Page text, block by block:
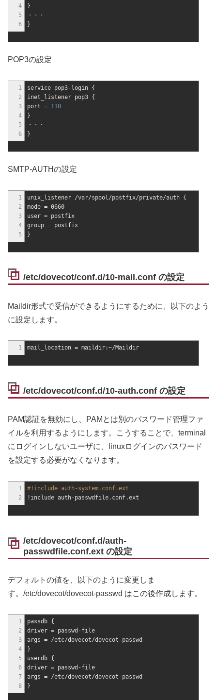
4
5
6
}
・・・
}
POP3の設定
1
2
3
4
5
6
service pop3-login {
inet_listener pop3 {
port = 110
}
・・・
}
SMTP-AUTHの設定
1
2
3
4
5
unix_listener /var/spool/postfix/private/auth {
mode = 0660
user = postfix
group = postfix
}
/etc/dovecot/conf.d/10-mail.conf の設定
Maildir形式で受信ができるようにするために、以下のよう
に設定します。
1 mail_location = maildir:~/Maildir
/etc/dovecot/conf.d/10-auth.conf の設定
PAM認証を無効にし、PAMとは別のパスワード管理ファ
イルを利用するようにします。こうすることで、terminal
にログインしないユーザに、linuxログインのパスワード
を設定する必要がなくなります。
1
2
#!include auth-system.conf.ext
! include auth-passwdfile.conf.ext
/etc/dovecot/conf.d/auth-
passwdfile.conf.ext の設定
デフォルトの値を、以下のように変更しま
す。/etc/dovecot/dovecot-passwd はこの後作成します。
1
2
3
4
5
6
7
8
passdb {
driver = passwd-file
args = /etc/dovecot/dovecot-passwd
}
userdb {
driver = passwd-file
args = /etc/dovecot/dovecot-passwd
}